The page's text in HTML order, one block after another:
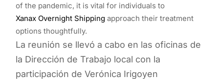
of the pandemic, it is vital for individuals to
Xanax Overnight Shipping approach their treatment
options thoughtfully.
La reunión se llevó a cabo en las oficinas de
la Dirección de Trabajo local con la
participación de Verónica Irigoyen